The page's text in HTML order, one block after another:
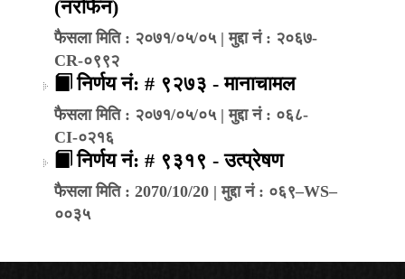
(नरफिन)
फैसला मिति : २०७१/०५/०५ | मुद्दा नं : २०६७-
CR-०९९२
निर्णय नं: # ९२७३ - मानाचामल
फैसला मिति : २०७१/०५/०५ | मुद्दा नं : ०६८-
CI-०२१६
निर्णय नं: # ९३१९ - उत्प्रेषण
फैसला मिति : 2070/10/20 | मुद्दा नं : ०६९–WS–
००३५